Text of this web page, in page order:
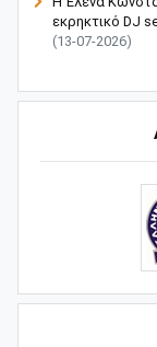
εκρηκτικό DJ
(13-07-2026)